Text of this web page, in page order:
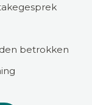
betrokken